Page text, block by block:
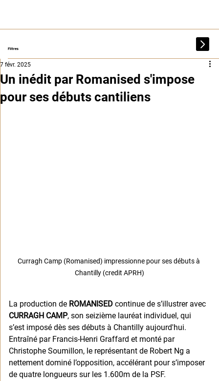
Filtres
Un inédit par Romanised s'impose
pour ses débuts cantiliens
7 févr. 2025
Curragh Camp (Romanised) impressionne pour ses débuts à
Chantilly (credit APRH)
La production de ROMANISED continue de s’illustrer avec
CURRAGH CAMP, son seizième lauréat individuel, qui
s’est imposé dès ses débuts à Chantilly aujourd'hui.
Entraîné par Francis-Henri Graffard et monté par
Christophe Soumillon, le représentant de Robert Ng a
nettement dominé l’opposition, accélérant pour s’imposer
de quatre longueurs sur les 1.600m de la PSF.